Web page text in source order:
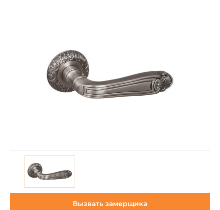
Вызвать замерщика